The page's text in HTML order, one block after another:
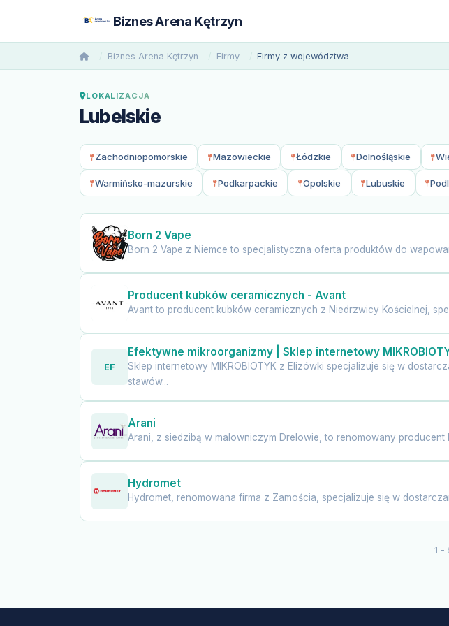
Biznes Arena Kętrzyn
Biznes Arena Kętrzyn Firmy Firmy z województwa
LOKALIZACJA
Lubelskie
Zachodniopomorskie Mazowieckie Łódzkie Dolnośląskie
Warmińsko-mazurskie Podkarpackie Opolskie Lubuskie
Born 2 Vape
Born 2 Vape z Niemce to specjalistyczna oferta produktów do
Producent kubków ceramicznych - Avant
Avant to producent kubków ceramicznych z Niedrzwicy Kościelnej,
EF
Efektywne mikroorganizmy | Sklep internetowy
Sklep internetowy MIKROBIOTYK z Elizówki specjalizuje się w
stawów...
Arani
Arani, z siedzibą w malowniczym Drelowie, to renomowany
Hydromet
Hydromet, renomowana firma z Zamościa, specjalizuje się w
1 -